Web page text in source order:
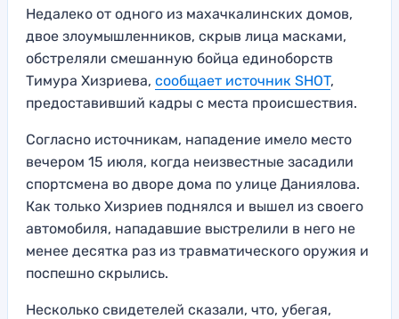
Недалеко от одного из махачкалинских домов,
двое злоумышленников, скрыв лица масками,
обстреляли смешанную бойца единоборств
Тимура Хизриева, сообщает источник SHOT,
предоставивший кадры с места происшествия.
Согласно источникам, нападение имело место
вечером 15 июля, когда неизвестные засадили
спортсмена во дворе дома по улице Даниялова.
Как только Хизриев поднялся и вышел из своего
автомобиля, нападавшие выстрелили в него не
менее десятка раз из травматического оружия и
поспешно скрылись.
Несколько свидетелей сказали, что, убегая,